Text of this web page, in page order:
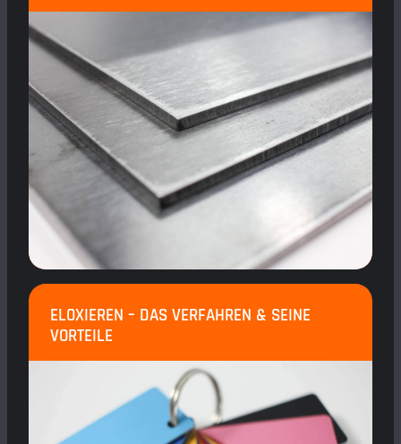
ELOXIEREN – DAS VERFAHREN & SEINE
VORTEILE